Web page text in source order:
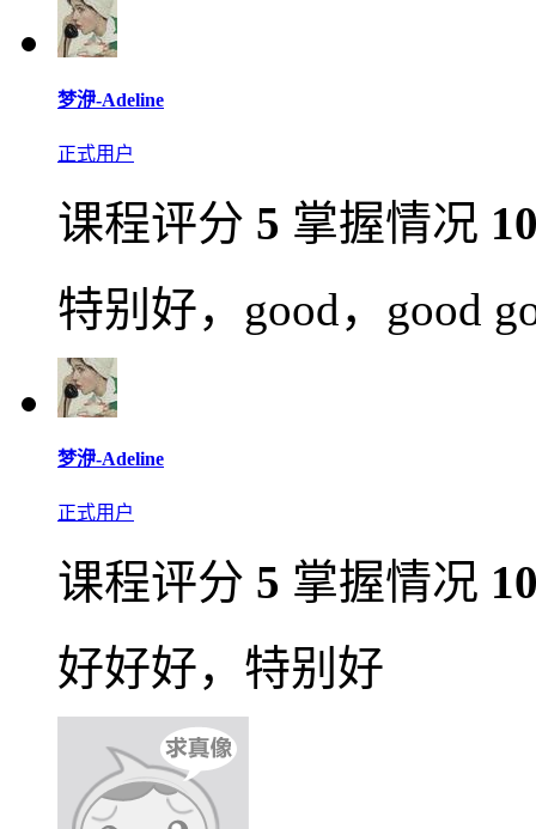
梦洢-Adeline
正式用户
课程评分 5 掌握情况
特别好，good，good
梦洢-Adeline
正式用户
课程评分 5 掌握情况
好好好，特别好